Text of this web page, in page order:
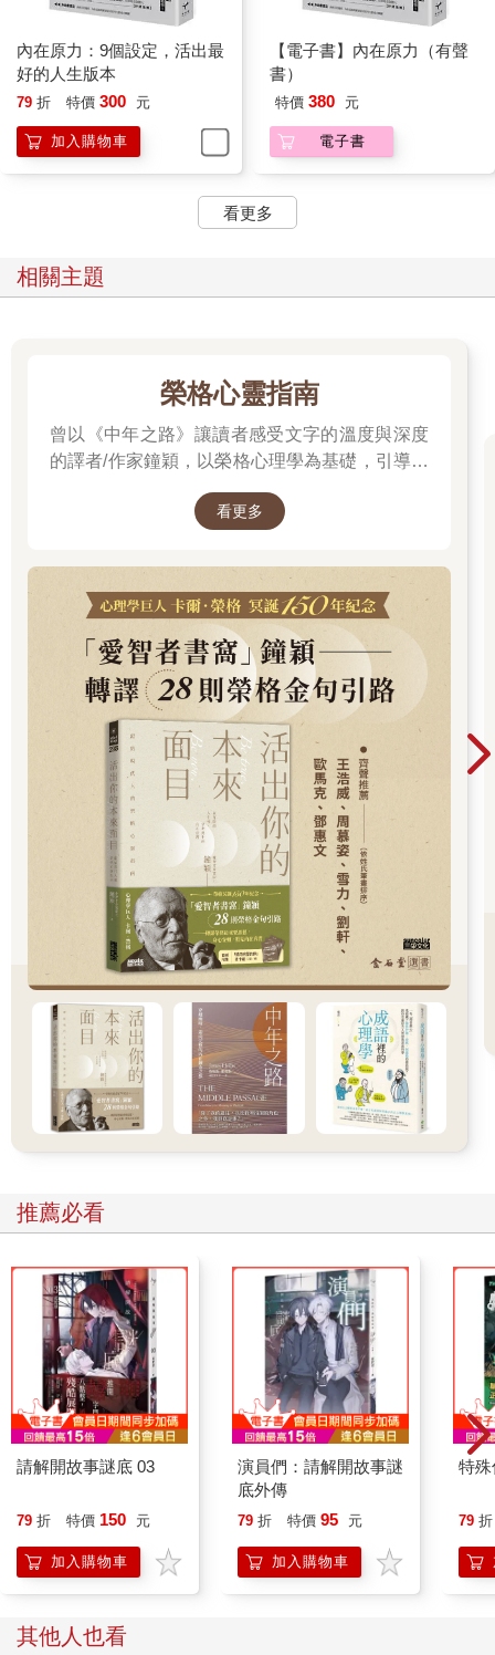
內在原力：9個設定，活出最
好的人生版本
79 折 特價 300 元
加入購物車
【電子書】內在原力（有聲
書）
特價 380 元
電子書
看更多
相關主題
榮格心靈指南
曾以《中年之路》讓讀者感受文字的溫度與深度
的譯者/作家鐘穎，以榮格心理學為基礎，引導你
間，你是否忘了真正的自己？文字溫柔卻不逃避
的自己……想知道如何開始這段心靈旅程嗎？
看更多
推薦必看
請解開故事謎底 03
79 折 特價 150 元
加入購物車
演員們：請解開故事謎
底外傳
79 折 特價 95 元
加入購物車
特
79 折
其他人也看